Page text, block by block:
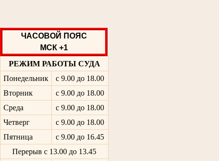
ЧАСОВОЙ ПОЯС
МСК +1
РЕЖИМ РАБОТЫ СУДА
Понедельник
с 9.00 до 18.00
Вторник
с 9.00 до 18.00
Среда
с 9.00 до 18.00
Четверг
с 9.00 до 18.00
Пятница
с 9.00 до 16.45
Перерыв с 13.00 до 13.45